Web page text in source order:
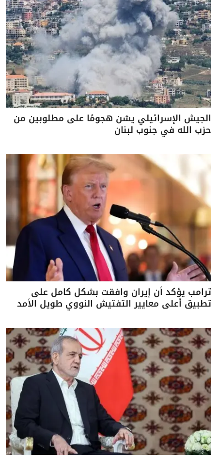
الجيش الإسرائيلي يشن هجومًا على مطلوبين من
حزب الله في جنوب لبنان
ترامب يؤكد أن إيران وافقت بشكل كامل على
تطبيق أعلى معايير التفتيش النووي طويل الأمد